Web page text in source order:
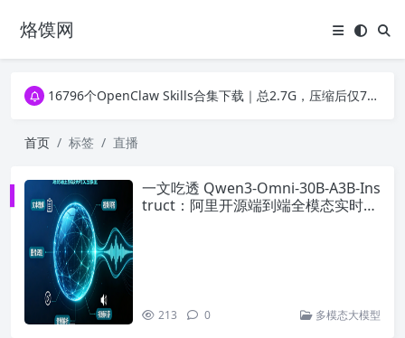
烙馍网
16796个OpenClaw Skills合集下载｜总2.7G，压缩后仅738M，覆盖全场景技能
16796个OpenClaw Skills合集下载｜总2.7G，压缩后仅738M，覆盖全场景技能
首页
标签 直播
一文吃透 Qwen3-Omni-30B-A3B-Ins
truct：阿里开源端到端全模态实时交
213 0 多模态大模型